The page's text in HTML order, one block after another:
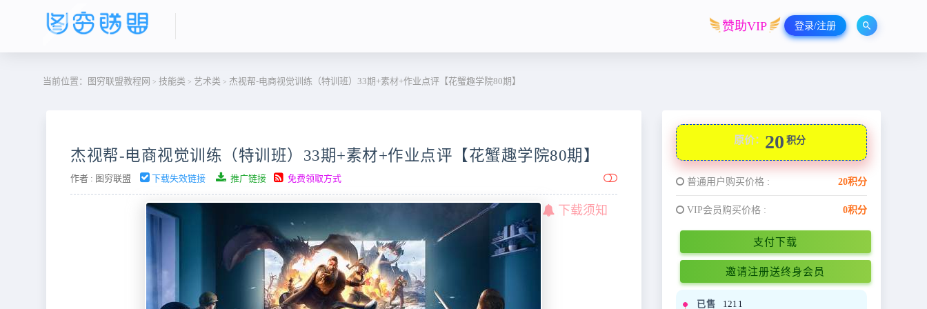
赞助VIP 登录/注册
当前位置： 图穷联盟教程网 > 技能类 > 艺术类 > 杰视帮-电商视觉训练（特训班）33期+素材+作业点评【花蟹趣学院80期】
杰视帮-电商视觉训练（特训班）33期+素材+作业点评【花蟹趣学院80期】
作者 : 图穷联盟 下载失效链接 推广链接
下载须知
免费领取方式
原价： 20 积分
普通用户购买价格 : 20积分
VIP会员购买价格 : 0积分
支付下载
邀请注册送终身会员
已售 1211